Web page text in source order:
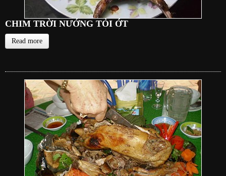
CHIM TRỜI NƯỚNG TỎI ỚT
Read more